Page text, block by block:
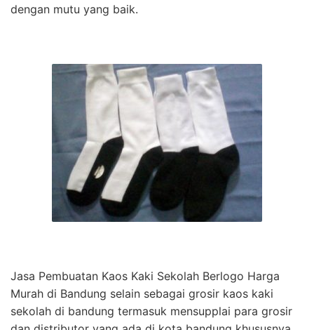
dengan mutu yang baik.
Jasa Pembuatan Kaos Kaki Sekolah Berlogo Harga
Murah di Bandung selain sebagai grosir kaos kaki
sekolah di bandung termasuk mensupplai para grosir